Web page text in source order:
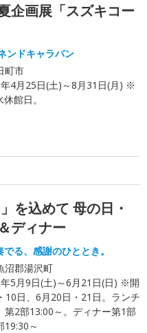
企画展「スズキコー
ンドキャラバン
町市
4月25日(土)～8月31日(月) ※
館日。
を込めて 母の日・
ディナー
る、感謝のひととき。
沼郡湯沢町
5月9日(土)～6月21日(日) ※開
10日、6月20日・21日。ランチ
第2部13:00～。ディナー第1部
19:30～